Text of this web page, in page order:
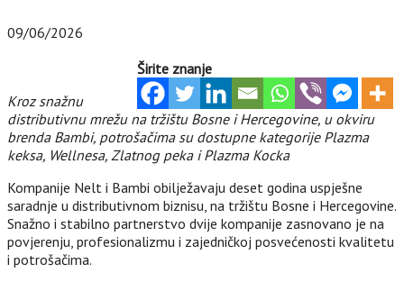
09/06/2026
Širite znanje
Kroz snažnu
distributivnu mrežu na tržištu Bosne i Hercegovine, u okviru
brenda Bambi, potrošačima su dostupne kategorije Plazma
keksa, Wellnesa, Zlatnog peka i Plazma Kocka
Kompanije Nelt i Bambi obilježavaju deset godina uspješne
saradnje u distributivnom biznisu, na tržištu Bosne i Hercegovine.
Snažno i stabilno partnerstvo dvije kompanije zasnovano je na
povjerenju, profesionalizmu i zajedničkoj posvećenosti kvalitetu
i potrošačima.